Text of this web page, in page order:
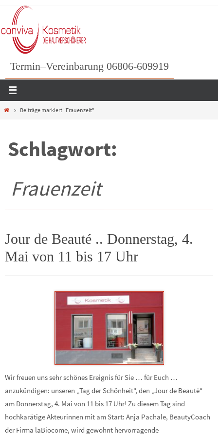
Inhalt
springen
Termin–Vereinbarung 06806-609919
HomeBeiträge markiert "Frauenzeit"
Schlagwort:
Frauenzeit
Jour de Beauté .. Donnerstag, 4.
Mai von 11 bis 17 Uhr
Wir freuen uns sehr schönes Ereignis für Sie … für Euch …
anzukündigen: unseren „Tag der Schönheit“, den „Jour de Beauté“
am Donnerstag, 4. Mai von 11 bis 17 Uhr! Zu diesem Tag sind
hochkarätige Akteurinnen mit am Start: Anja Pachale, BeautyCoach
der Firma laBiocome, wird gewohnt hervorragende